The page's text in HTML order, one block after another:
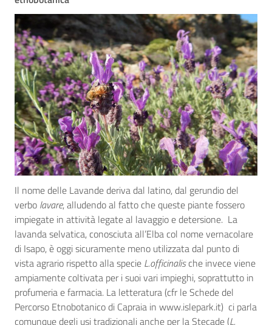
Il nome delle Lavande deriva dal latino, dal gerundio del
verbo lavare, alludendo al fatto che queste piante fossero
impiegate in attività legate al lavaggio e detersione. La
lavanda selvatica, conosciuta all’Elba col nome vernacolare
di Isapo, è oggi sicuramente meno utilizzata dal punto di
vista agrario rispetto alla specie L.officinalische invece viene
ampiamente coltivata per i suoi vari impieghi, soprattutto in
profumeria e farmacia. La letteratura (cfr le Schede del
Percorso Etnobotanico di Capraia in www.islepark.it) ci parla
comunque degli usi tradizionali anche per la Stecade (L.